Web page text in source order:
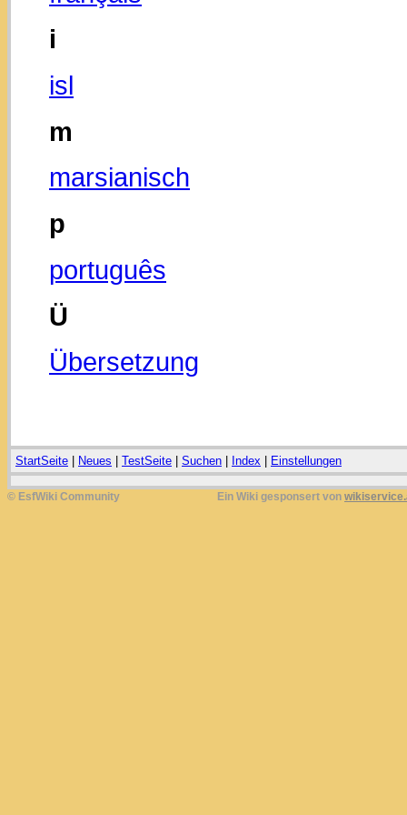
i
isl
m
marsianisch
p
português
Ü
Übersetzung
StartSeite Neues TestSeite Suchen Index Einstellungen
© EsfWiki Community Ein Wiki gesponsert von